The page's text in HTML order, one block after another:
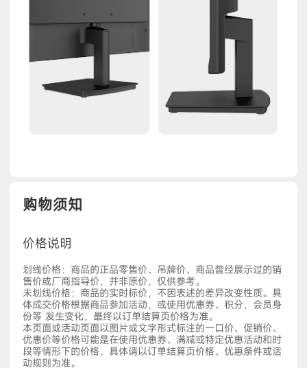
购物须知
价格说明
划线价格：商品的正品零售价、吊牌价、商品曾经展示过的销
售价或厂商指导价，并非原价，仅供参考。
未划线价格：商品的实时标价，不因表述的差异改变性质。具
体成交价格根据商品参加活动，或使用优惠券、积分，会员身
份等 发生变化，最终以订单结算页价格为准。
本页面或活动页面以图片或文字形式标注的一口价、促销价、
优惠价等价格可能是在使用优惠券、满减或特定优惠活动和时
段等情形下的价格，具体请以订单结算页价格、优惠条件或活
动规则为准。